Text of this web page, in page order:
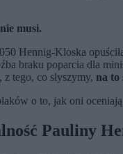
musi.
Hennig-Kloska
braku poparcia dla
tego, co słyszymy, na to
o to, jak oni
Pauliny